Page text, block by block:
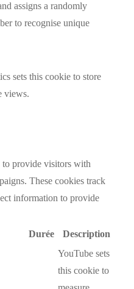
assigns a randomly
to recognise unique
sets this cookie to store
views.
to provide visitors with
These cookies track
information to provide
Durée Description
YouTube sets
this cookie to